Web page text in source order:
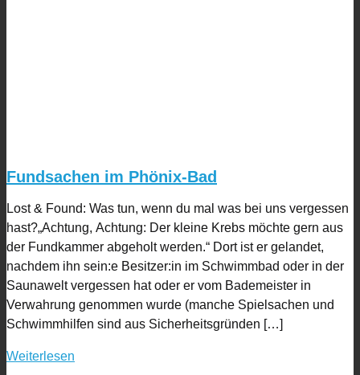
Fundsachen im Phönix-Bad
Lost & Found: Was tun, wenn du mal was bei uns vergessen
hast?„Achtung, Achtung: Der kleine Krebs möchte gern aus
der Fundkammer abgeholt werden.“ Dort ist er gelandet,
nachdem ihn sein:e Besitzer:in im Schwimmbad oder in der
Saunawelt vergessen hat oder er vom Bademeister in
Verwahrung genommen wurde (manche Spielsachen und
Schwimmhilfen sind aus Sicherheitsgründen […]
Weiterlesen